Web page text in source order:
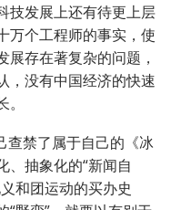
技发展上还有待更上层
万个工程师的事实，使
存在著复杂的问题，
，没有中国经济的快速
查禁了属于自己的《冰
、抽象化的“新闻自
和团运动的买办史